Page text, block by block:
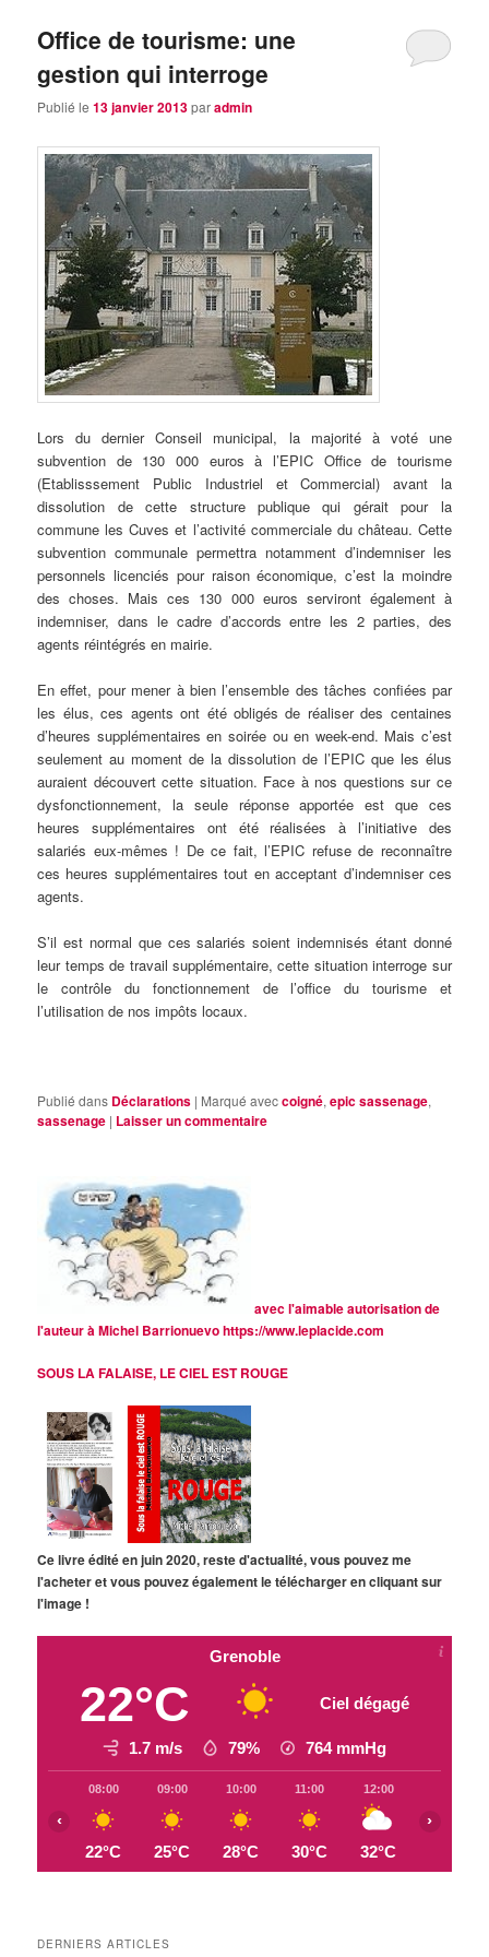
Office de tourisme: une
gestion qui interroge
Publié le13 janvier 2013paradmin
Lors du dernier Conseil municipal, la majorité à voté une
subvention de 130 000 euros à l’EPIC Office de tourisme
(Etablisssement Public Industriel et Commercial) avant la
dissolution de cette structure publique qui gérait pour la
commune les Cuves et l’activité commerciale du château. Cette
subvention communale permettra notamment d’indemniser les
personnels licenciés pour raison économique, c’est la moindre
des choses. Mais ces 130 000 euros serviront également à
indemniser, dans le cadre d’accords entre les 2 parties, des
agents réintégrés en mairie.
En effet, pour mener à bien l’ensemble des tâches confiées par
les élus, ces agents ont été obligés de réaliser des centaines
d’heures supplémentaires en soirée ou en week-end. Mais c’est
seulement au moment de la dissolution de l’EPIC que les élus
auraient découvert cette situation. Face à nos questions sur ce
dysfonctionnement, la seule réponse apportée est que ces
heures supplémentaires ont été réalisées à l’initiative des
salariés eux-mêmes ! De ce fait, l’EPIC refuse de reconnaître
ces heures supplémentaires tout en acceptant d’indemniser ces
agents.
S’il est normal que ces salariés soient indemnisés étant donné
leur temps de travail supplémentaire, cette situation interroge sur
le contrôle du fonctionnement de l’office du tourisme et
l’utilisation de nos impôts locaux.
Publié dans Déclarations | Marqué aveccoigné,epic sassenage,
sassenage | Laisser un commentaire
avec l'aimable autorisation de
l'auteur à Michel Barrionuevohttps://www.leplacide.com
SOUS LA FALAISE, LE CIEL EST ROUGE
Ce livre édité en juin 2020, reste d'actualité, vous pouvez me
l'acheter et vous pouvez également le télécharger en cliquant sur
l'image !
Grenoble
22°C Ciel dégagé
1.7 m/s 79% 764 mmHg
08:00
22°C
09:00
25°C
10:00
28°C
11:00
30°C
12:00
32°C
‹ ›
DERNIERS ARTICLES